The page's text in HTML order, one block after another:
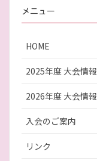
メニュー
HOME
2025年度 大会情報
2026年度 大会情報
入会のご案内
リンク